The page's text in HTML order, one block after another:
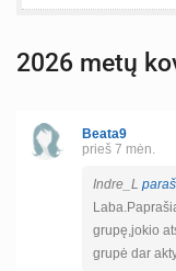
2026 metų
Beata9
prieš 7 mėn.
Indre_L
grupę,jokio
grupė dar